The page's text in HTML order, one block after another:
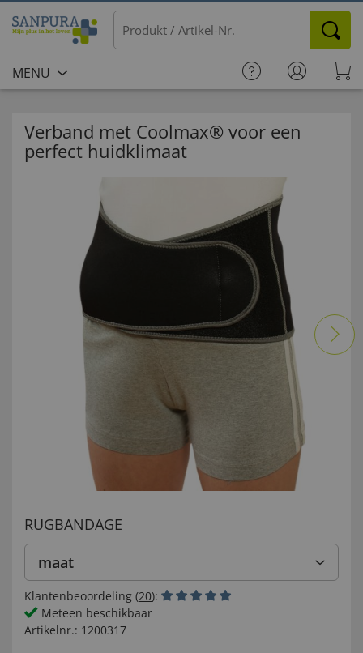
MENU
Verband met Coolmax® voor een
perfect huidklimaat
RUGBANDAGE
maat
Klantenbeoordeling (20):
Meteen beschikbaar
Artikelnr.: 1200317